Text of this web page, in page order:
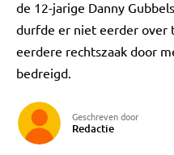
de 12-jarige Danny
durfde er niet eerder over
eerdere rechtszaak door
bedreigd.
Geschreven door
Redactie